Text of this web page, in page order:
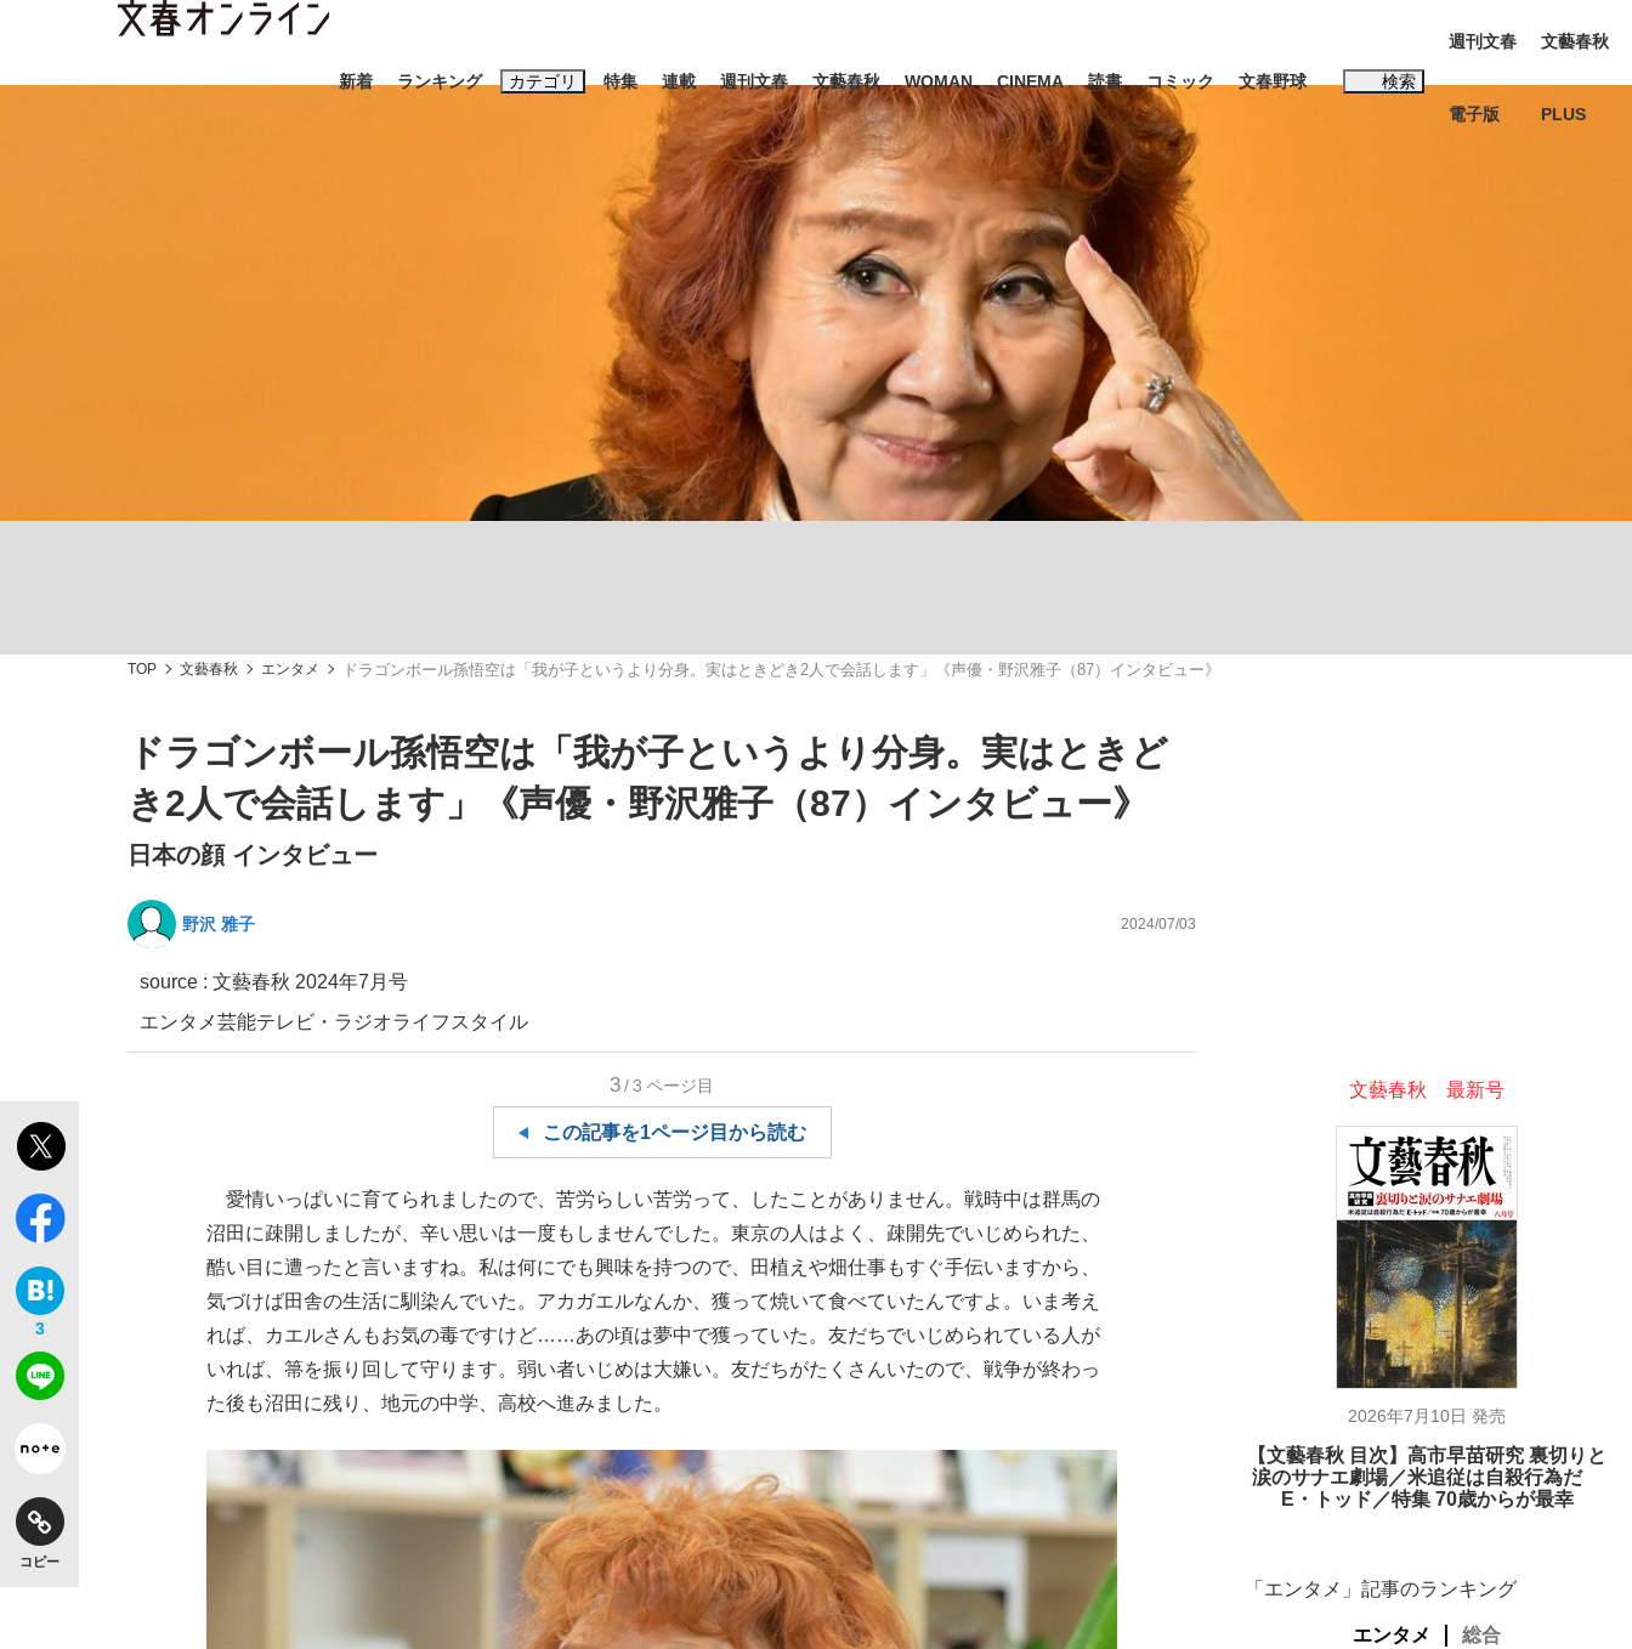
新着 ランキング カテゴリ
エンタメ ライフ ビジネス インタビュー
「90%は失敗する。でも…」本田圭佑が初めて明かした日本代表監督に... 「最悪の空気のまま解散」WBC日本代表“敗戦”の真実 選手が明かす...
「敗因分析は一切聞かれなかった」侍ジャパン選手が証言した“NPB聞... 「クマが悪者扱いされているのが悲しい」『北の国から』倉本聰氏（91...
「目標達成できなかったからと言って…」サッカー日本代表・森保一監督...
もっと見る
特集
観る将棋、読む将棋
キングの誕生を、目撃せよ。
連載 週刊文春 文藝春秋 WOMAN CINEMA 読書 コミック 文春野球 検索
キーワード入力
おすすめのキーワードタグ一覧
#高市早苗 #後藤真希 #城彰二 #内田有紀
#松田聖子
#亀和田武 #池上彰
週刊文春
電子版
文藝春秋
PLUS
TOP 文藝春秋 エンタメ ドラゴンボール孫悟空は「我が子というより分身。実はときどき2人で会話します」《声優・野沢雅子（87）インタビュー》
ドラゴンボール孫悟空は「我が子というより分身。実はときど
き2人で会話します」《声優・野沢雅子（87）インタビュー》
日本の顔 インタビュー
野沢 雅子 2024/07/03
source : 文藝春秋 2024年7月号
エンタメ芸能テレビ・ラジオライフスタイル
3
コピー
3/3 ページ目
この記事を1ページ目から読む
愛情いっぱいに育てられましたので、苦労らしい苦労って、したことがありません。戦時中は群馬の
沼田に疎開しましたが、辛い思いは一度もしませんでした。東京の人はよく、疎開先でいじめられた、
酷い目に遭ったと言いますね。私は何にでも興味を持つので、田植えや畑仕事もすぐ手伝いますから、
気づけば田舎の生活に馴染んでいた。アカガエルなんか、獲って焼いて食べていたんですよ。いま考え
れば、カエルさんもお気の毒ですけど……あの頃は夢中で獲っていた。友だちでいじめられている人が
いれば、箒を振り回して守ります。弱い者いじめは大嫌い。友だちがたくさんいたので、戦争が終わっ
た後も沼田に残り、地元の中学、高校へ進みました。
文藝春秋 最新号
2026年7月10日 発売
【文藝春秋 目次】高市早苗研究 裏切りと
涙のサナエ劇場／米追従は自殺行為だ
E・トッド／特集 70歳からが最幸
「エンタメ」記事のランキング
エンタメ 総合